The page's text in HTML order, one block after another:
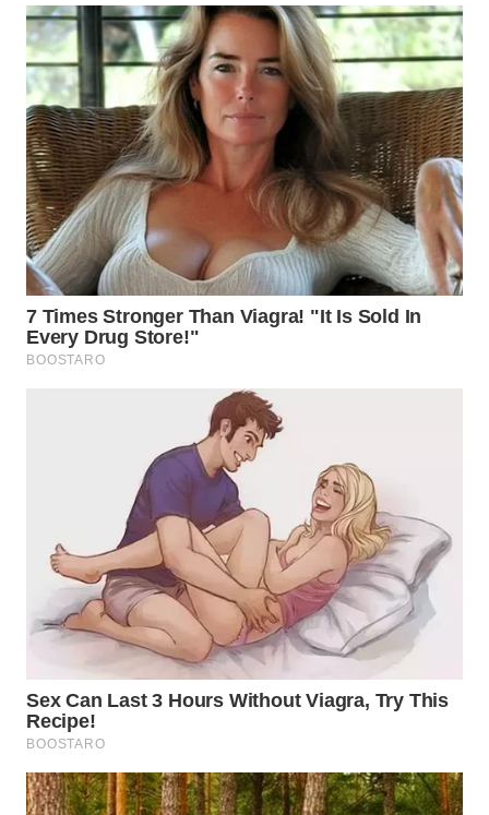
WN
SAMOSIR
WN
PADANG
LAWAS
WN
SUMEDANG
WN
CIANJUR
TANGERANG
WN
BINJAI
WN
INDRAMAYU